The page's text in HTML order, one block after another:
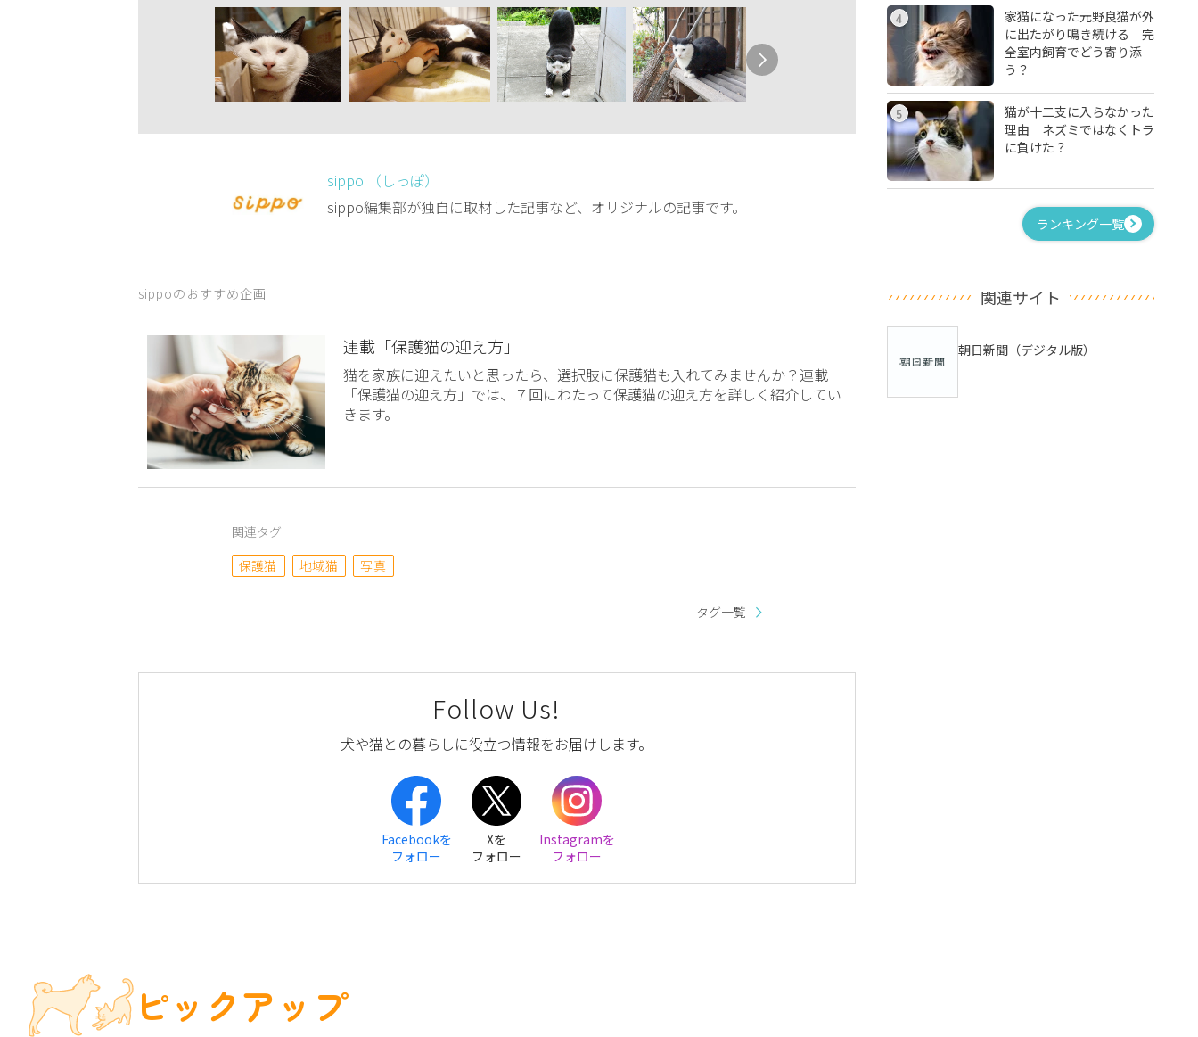
sippo （しっぽ）
sippo編集部が独自に取材した記事など、オリジナルの記事です。
sippoのおすすめ企画
連載「保護猫の迎え方」
猫を家族に迎えたいと思ったら、選択肢に保護猫も入れてみませんか？連載
「保護猫の迎え方」では、７回にわたって保護猫の迎え方を詳しく紹介してい
きます。
関連タグ
保護猫
地域猫 写真
タグ一覧
Follow Us!
犬や猫との暮らしに役立つ情報をお届けします。
Facebookを
フォロー
Xを
フォロー
Instagramを
フォロー
4
家猫になった元野良猫が外
に出たがり鳴き続ける 完
全室内飼育でどう寄り添
う？
5
猫が十二支に入らなかった
理由 ネズミではなくトラ
に負けた？
ランキング一覧
関連サイト
朝日新聞（デジタル版）
ピックアップ